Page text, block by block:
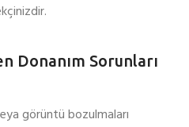
Donanım Sorunları
görüntü bozulmaları